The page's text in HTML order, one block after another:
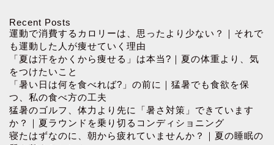
Recent Posts
運動で消費するカロリーは、思ったより少ない？｜それで
も運動した人が痩せていく理由
「夏は汗をかくから痩せる」は本当?｜夏の体重より、気
をつけたいこと
「暑い日は何を食べれば?」の前に｜猛暑でも食欲を保
つ、私の食べ方の工夫
猛暑のゴルフ、体力より先に「暑さ対策」できています
か？｜夏ラウンドを乗り切るコンディショニング
寝たはずなのに、朝から疲れていませんか？｜夏の睡眠の